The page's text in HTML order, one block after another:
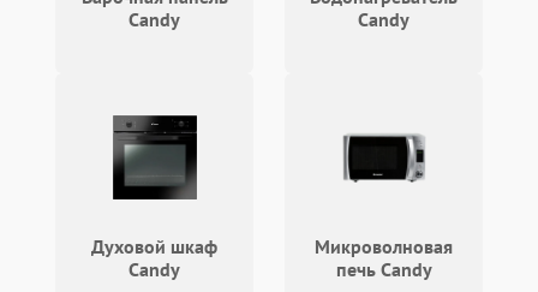
Candy
Candy
Духовой шкаф
Candy
Микроволновая
печь Candy